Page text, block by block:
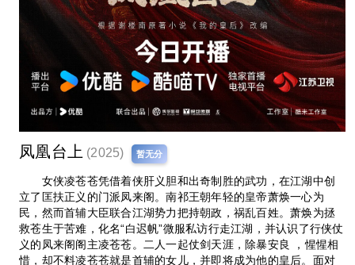
凤凰台上 (2025) 暂无分
女侠凌苍苍凭借着侠肝义胆和出奇制胜的武功，在江湖中创
立了匡扶正义的门派凤来阁。南祁王朝年轻的皇帝萧焕一心为
民，然而首辅大臣联合江湖势力把持朝政，祸乱百姓。萧焕为拯
救苍生于苦难，化名“白迟帆”微服私访行走江湖，并认识了行侠仗
义的凤来阁阁主凌苍苍。二人一起仗剑天涯，除暴安良 ，惺惺相
惜，却不料凌苍苍就是首辅的女儿，并即将成为他的皇后。面对